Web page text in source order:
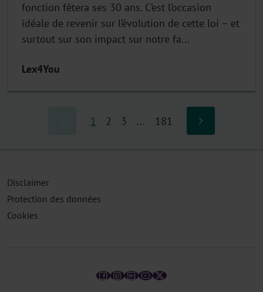
fonction fêtera ses 30 ans. C’est l’occasion
idéale de revenir sur l’évolution de cette loi – et
surtout sur son impact sur notre fa...
Lex4You
1 2 3 ... 181
Disclaimer
Protection des données
Cookies